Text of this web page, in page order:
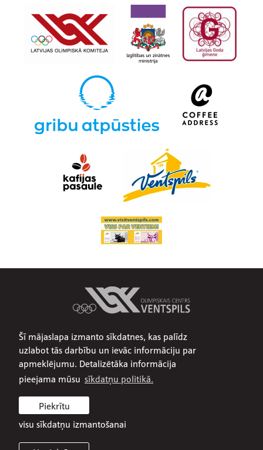
Šī mājaslapa izmanto sīkdatnes, kas palīdz
uzlabot tās darbību un ievāc informāciju par
apmeklējumu. Detalizētāka informācija
pieejama mūsu sīkdatņu politikā.
Piekrītu
visu sīkdatņu izmantošanai
Par mums
Publiskojamā informācija
Iepirkumi